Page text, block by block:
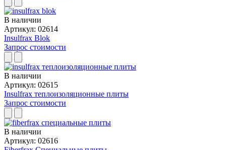
В наличии
Артикул: 02614
Insulfrax Blok
Запрос стоимости
В наличии
Артикул: 02615
Insulfrax теплоизоляционные плиты
Запрос стоимости
В наличии
Артикул: 02616